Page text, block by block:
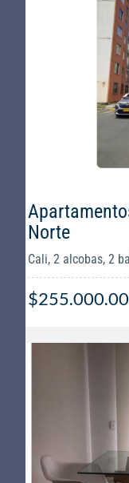
Norte
Cali, 2 alcobas, 2